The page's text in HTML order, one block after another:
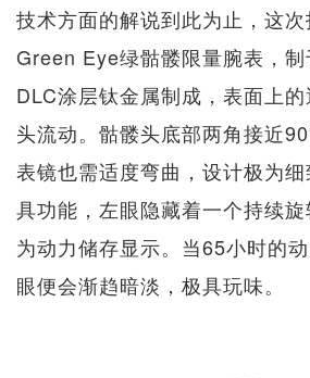
技术方面的解说到此为止，这
Green Eye绿骷髅限量腕表，
DLC涂层钛金属制成，表面上
头流动。骷髅头底部两角接近
表镜也需适度弯曲，设计极为
具功能，左眼隐藏着一个持续
为动力储存显示。当65小时的
眼便会渐趋暗淡，极具玩味。